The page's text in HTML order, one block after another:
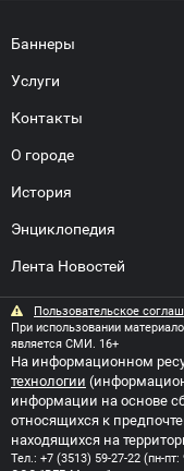
Баннеры
Услуги
Контакты
О городе
История
Энциклопедия
Лента Новостей
Пользовательское
При использовании
является СМИ. 16+
На информационном
технологии
информации на основе
относящихся к
находящихся на
Тел.: +7 (3513) 59-27-22 (пн-